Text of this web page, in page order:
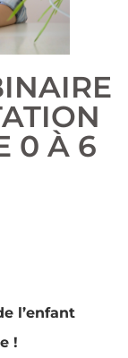
0 À 6
l’enfant
!